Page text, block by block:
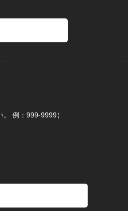
。 例：999-9999）